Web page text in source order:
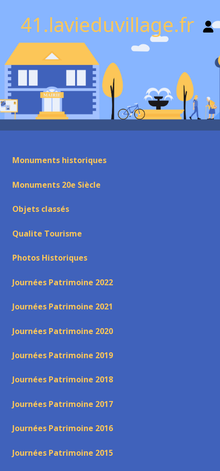
41.lavieduvillage.fr
Monuments historiques
Monuments 20e Siècle
Objets classés
Qualite Tourisme
Photos Historiques
Journées Patrimoine 2022
Journées Patrimoine 2021
Journées Patrimoine 2020
Journées Patrimoine 2019
Journées Patrimoine 2018
Journées Patrimoine 2017
Journées Patrimoine 2016
Journées Patrimoine 2015